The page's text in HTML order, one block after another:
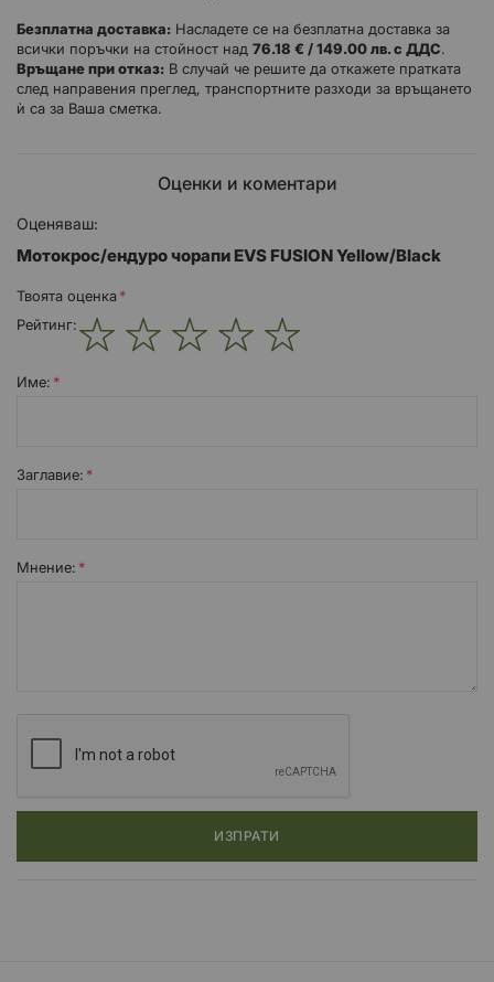
Безплатна доставка: Насладете се на безплатна доставка за
всички поръчки на стойност над 76.18 € / 149.00 лв. с ДДС.
Връщане при отказ: В случай че решите да откажете пратката
след направения преглед, транспортните разходи за връщането
ѝ са за Ваша сметка.
Оценки и коментари
Оценяваш:
Mотокрос/ендуро чорапи EVS FUSION Yellow/Black
Твоята оценка
Рейтинг:
Име:
Заглавиe:
Мнение:
ИЗПРАТИ